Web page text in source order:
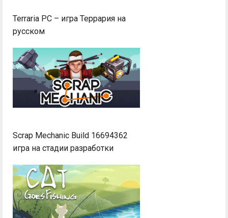
Terraria PC – игра Террария на
русском
Scrap Mechanic Build 16694362
игра на стадии разработки